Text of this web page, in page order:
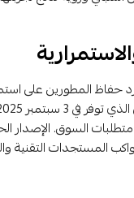
حفاظ المطورين على
المستجدات التقنية